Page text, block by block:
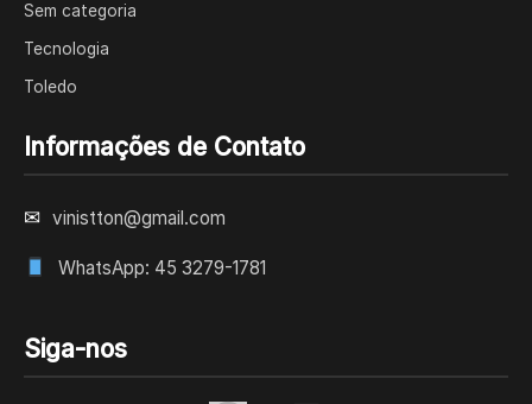
Sem categoria
Tecnologia
Toledo
Informações de Contato
✉ vinistton@gmail.com
WhatsApp: 45 3279-1781
Siga-nos